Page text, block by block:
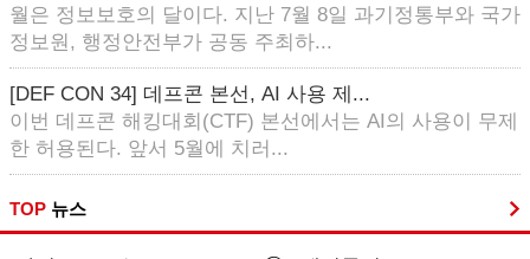
월은 정보보호의 달이다. 지난 7월 8일 과기정통부와 국가
정보원, 행정안전부가 공동 주최하...
[DEF CON 34] 데프콘 본선, AI 사용 제...
이번 데프콘 해킹대회(CTF) 본선에서는 AI의 사용이 무제
한 허용된다. 앞서 5월에 치러...
TOP 뉴스